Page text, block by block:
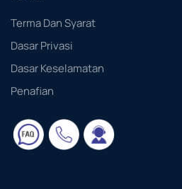
Terma Dan Syarat
Dasar Privasi
Dasar Keselamatan
Penafian